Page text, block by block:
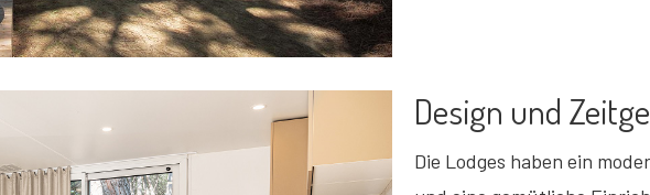
Design und
Die Lodges haben ein